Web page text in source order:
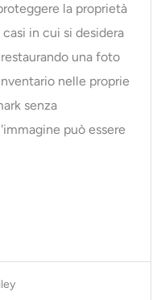
la proprietà
in cui si desidera
una foto
nelle proprie
senza
può essere